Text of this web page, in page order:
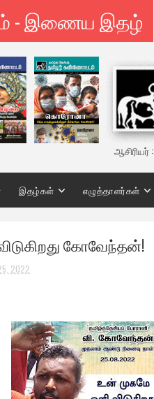
- இணைய இதழ்
ஆசிரியர் :
இதழ்கள் எழுத்தாளர்கள்
கோவேந்தன்!
2022